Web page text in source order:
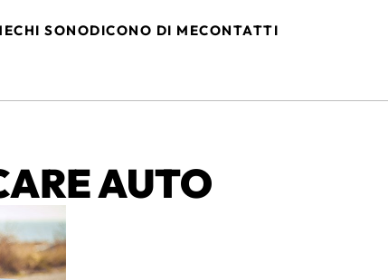
CHI SONODICONO DI MECONTATTI
AUTO